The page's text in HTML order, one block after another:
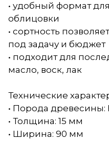
• удобный формат
облицовки
• сортность
под задачу и бюджет
• подходит для
масло, воск, лак
Технические
• Порода древесины:
• Толщина: 15 мм
• Ширина: 90 мм